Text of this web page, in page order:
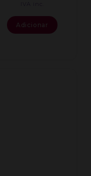
Adicionar